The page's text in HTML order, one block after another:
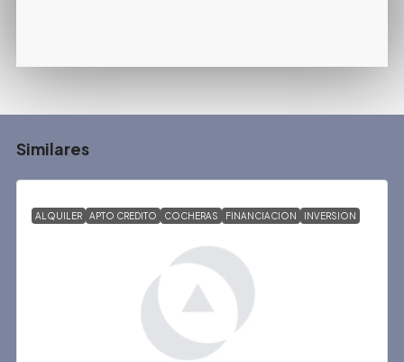
Similares
ALQUILER APTO CREDITO COCHERAS FINANCIACION INVERSION